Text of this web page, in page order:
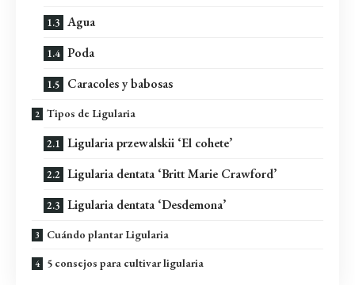
Agua
Poda
Caracoles y babosas
Tipos de Ligularia
Ligularia przewalskii ‘El cohete’
Ligularia dentata ‘Britt Marie Crawford’
Ligularia dentata ‘Desdemona’
Cuándo plantar Ligularia
5 consejos para cultivar ligularia